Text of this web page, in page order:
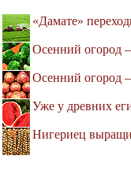
«Дамате»
Осенний огород
Осенний огород
Уже у древних
Нигериец